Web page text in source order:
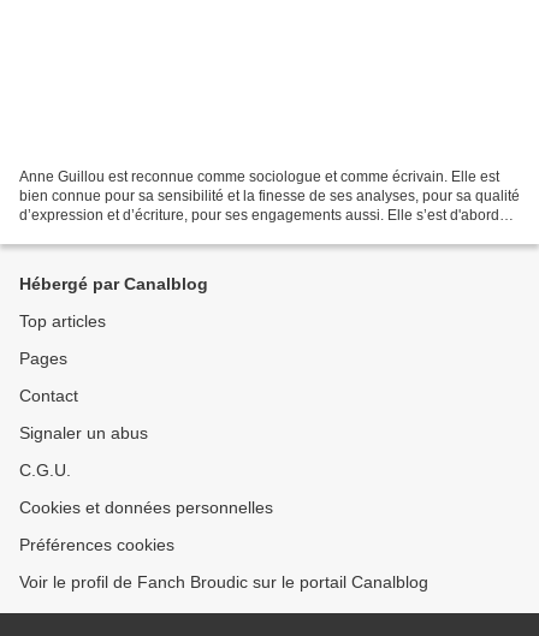
Anne Guillou est reconnue comme sociologue et comme écrivain. Elle est
bien connue pour sa sensibilité et la finesse de ses analyses, pour sa qualité
d’expression et d’écriture, pour ses engagements aussi. Elle s’est d'abord
Hébergé par Canalblog
Top articles
Pages
Contact
Signaler un abus
C.G.U.
Cookies et données personnelles
Préférences cookies
Voir le profil de Fanch Broudic sur le portail Canalblog